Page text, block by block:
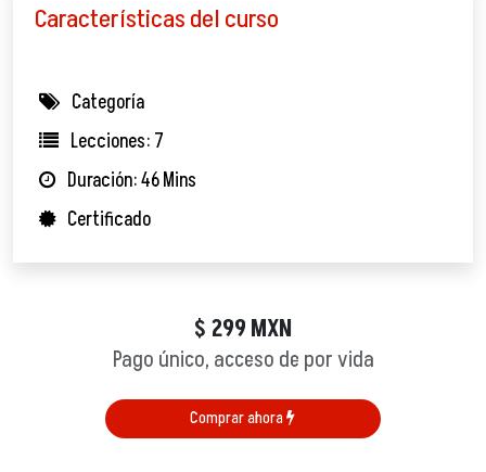
Características del curso
Categoría
Lecciones: 7
Duración: 46 Mins
Certificado
$ 299 MXN
Pago único, acceso de por vida
Comprar ahora